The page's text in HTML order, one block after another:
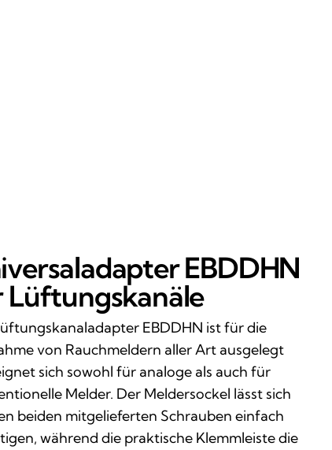
EBDDHN
EBDDHN ist für die
von Rauchmeldern aller Art ausgelegt
sich sowohl für analoge als auch für
Melder. Der Meldersockel lässt sich
beiden mitgelieferten Schrauben einfach
während die praktische Klemmleiste die